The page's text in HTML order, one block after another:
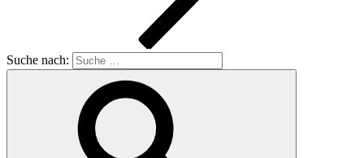
Suche nach: